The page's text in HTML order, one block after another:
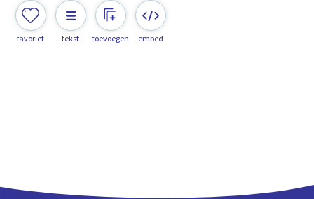
favoriet tekst toevoegen embed